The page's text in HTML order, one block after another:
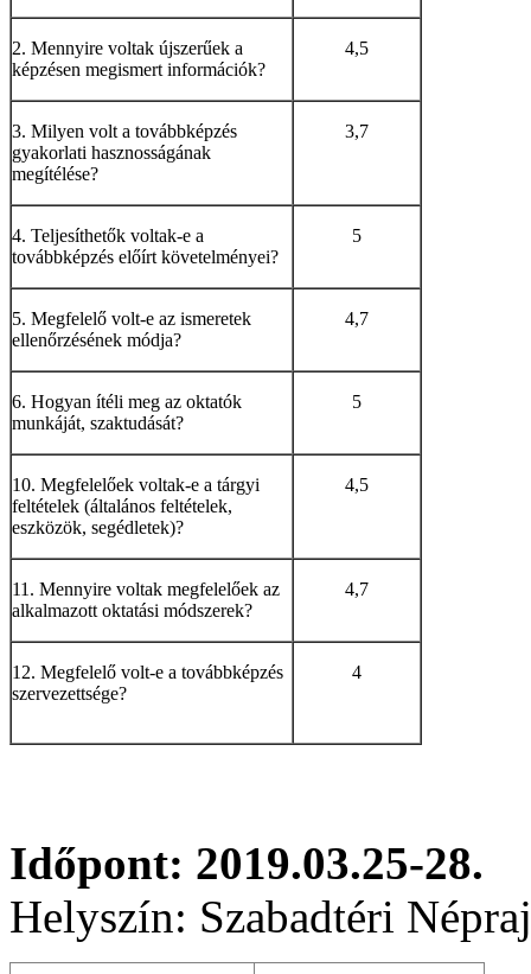
2. Mennyire voltak újszerűek a
képzésen megismert információk?
4,5
3. Milyen volt a továbbképzés
gyakorlati hasznosságának
megítélése?
3,7
4. Teljesíthetők voltak-e a
továbbképzés előírt követelményei?
5
5. Megfelelő volt-e az ismeretek
ellenőrzésének módja?
4,7
6. Hogyan ítéli meg az oktatók
munkáját, szaktudását?
5
10. Megfelelőek voltak-e a tárgyi
feltételek (általános feltételek,
eszközök, segédletek)?
4,5
11. Mennyire voltak megfelelőek az
alkalmazott oktatási módszerek?
4,7
12. Megfelelő volt-e a továbbképzés
szervezettsége?
4
Időpont: 2019.03.25-28.
Helyszín: Szabadtéri